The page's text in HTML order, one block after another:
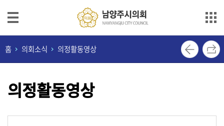
본문으로 바로가기
메인메뉴 바로가기
의
회
내
홈 의회소식 의정활동영상
의정활동영상